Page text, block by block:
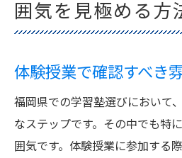
囲気を見極める方
体験授業で確認すべき
福岡県での学習塾選びにおいて
なステップです。その中でも特
囲気です。体験授業に参加する